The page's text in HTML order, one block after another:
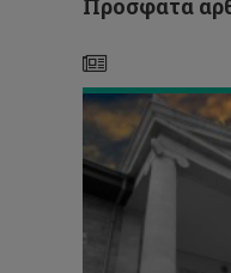
Πρόσφατα
Δήμου